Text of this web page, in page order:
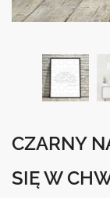
CZARNY
SIĘ W